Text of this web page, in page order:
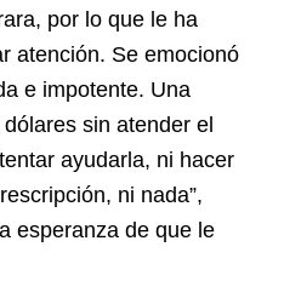
por lo que le ha
atención. Se emocionó
e impotente. Una
sin atender el
ayudarla, ni hacer
ni nada”,
esperanza de que le